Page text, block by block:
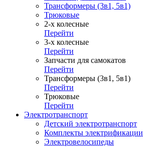
Трансформеры (3в1, 5в1)
Трюковые
2-х колесные
Перейти
3-х колесные
Перейти
Запчасти для самокатов
Перейти
Трансформеры (3в1, 5в1)
Перейти
Трюковые
Перейти
Электротранспорт
Детский электротранспорт
Комплекты электрификации
Электровелосипеды